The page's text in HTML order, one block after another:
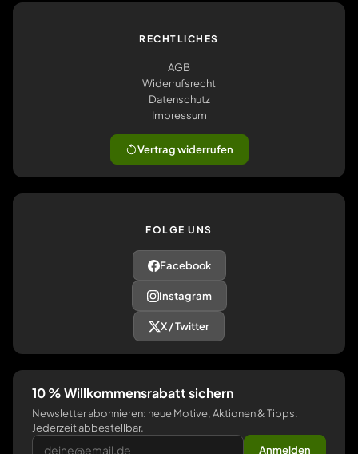
RECHTLICHES
AGB
Widerrufsrecht
Datenschutz
Impressum
Vertrag widerrufen
FOLGE UNS
Facebook
Instagram
X / Twitter
10 % Willkommensrabatt sichern
Newsletter abonnieren: neue Motive, Aktionen & Tipps.
Jederzeit abbestellbar.
Anmelden